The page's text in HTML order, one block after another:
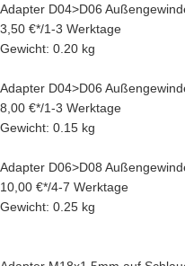
Adapter D04>D06
3,50 €*/1-3 Werktage
Gewicht: 0.20 kg
Adapter D04>D06
8,00 €*/1-3 Werktage
Gewicht: 0.15 kg
Adapter D06>D08
10,00 €*/4-7 Werktage
Gewicht: 0.25 kg